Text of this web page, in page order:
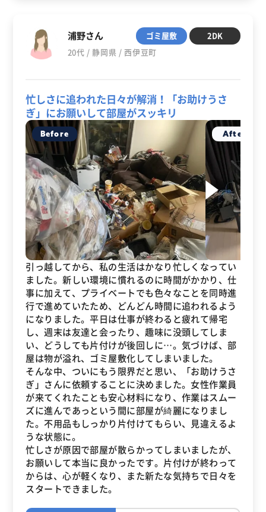
浦野さん
20代 / 静岡県 / 西伊豆町
ゴミ屋敷 2DK
忙しさに追われた日々が解消！「お助けうさ
ぎ」にお願いして部屋がスッキリ
引っ越してから、私の生活はかなり忙しくなってい
ました。新しい環境に慣れるのに時間がかかり、仕
事に加えて、プライベートでも色々なことを同時進
行で進めていたため、どんどん時間に追われるよう
になりました。平日は仕事が終わると疲れて帰宅
し、週末は友達と会ったり、趣味に没頭してしま
い、どうしても片付けが後回しに…。気づけば、部
屋は物が溢れ、ゴミ屋敷化してしまいました。
そんな中、ついにもう限界だと思い、「お助けうさ
ぎ」さんに依頼することに決めました。女性作業員
が来てくれたことも安心材料になり、作業はスムー
ズに進んであっという間に部屋が綺麗になりまし
た。不用品もしっかり片付けてもらい、見違えるよ
うな状態に。
忙しさが原因で部屋が散らかってしまいましたが、
お願いして本当に良かったです。片付けが終わって
からは、心が軽くなり、また新たな気持ちで日々を
スタートできました。